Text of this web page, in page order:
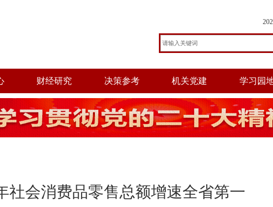
年(
财经研究 决策参考 机关党建 学习园
社会消费品零售总额增速全省第一